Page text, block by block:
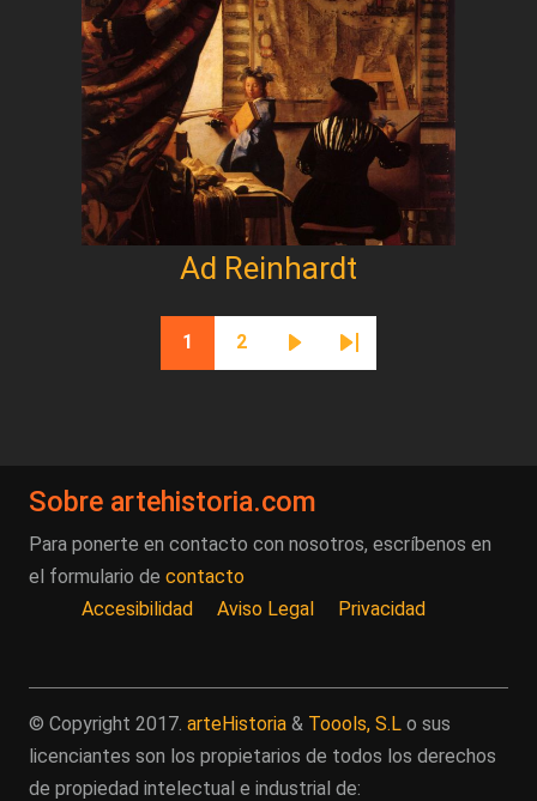
Ad Reinhardt
Página actual
1
Página
2
Siguiente página
Última página
Sobre artehistoria.com
Para ponerte en contacto con nosotros, escríbenos en
el formulario de contacto
Accesibilidad
Aviso Legal Privacidad
© Copyright 2017. arteHistoria & Toools, S.L o sus
licenciantes son los propietarios de todos los derechos
de propiedad intelectual e industrial de: